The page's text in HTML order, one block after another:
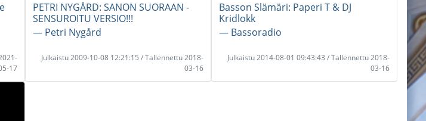
17
PETRI NYGÅRD: SANON SUORAAN -
SENSUROITU VERSIO!!!
― Petri Nygård
Julkaistu 2009-10-08 12:21:15 / Tallennettu 2018-
03-16
Basson Slämäri: Paperi T & DJ
Kridlokk
― Bassoradio
Julkaistu 2014-08-01 09:43:43 / Tallennettu 2018-
03-16